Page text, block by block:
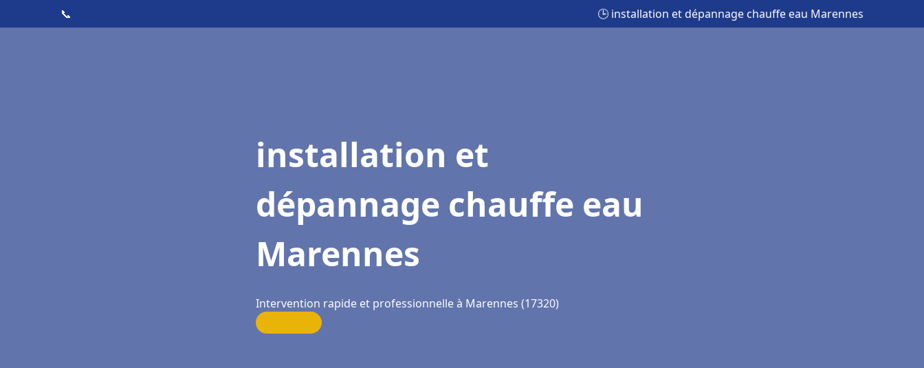
📞 🕒 installation et dépannage chauffe eau Marennes
installation et
dépannage chauffe eau
Marennes
Intervention rapide et professionnelle à Marennes (17320)